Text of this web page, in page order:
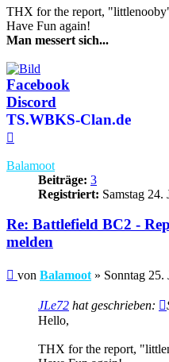
THX for the report,
Have Fun again!
Man messert sich...
Facebook
Discord
TS.WBKS-Clan.de
Balamoot
Beiträge: 3
Registriert: Samstag
Re: Battlefield BC2 -
melden
Beitrag
von Balamoot » Sonntag 25.
JLe72 hat geschrieben:
Hello,
THX for the report,